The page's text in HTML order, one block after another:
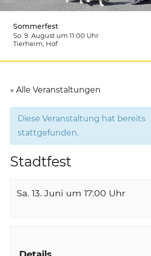
Sommerfest
So. 9. August um 11:00 Uhr
Tierheim , Hof
« Alle Veranstaltungen
Diese Veranstaltung hat bereits
stattgefunden.
Stadtfest
Sa. 13. Juni um 17:00 Uhr